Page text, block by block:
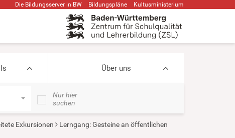
Die Bildungsserver in BW Bildungspläne Kultusministerium
Über uns
Nur hier
suchen
Exkursionen
Lerngang: Gesteine an öffentlichen